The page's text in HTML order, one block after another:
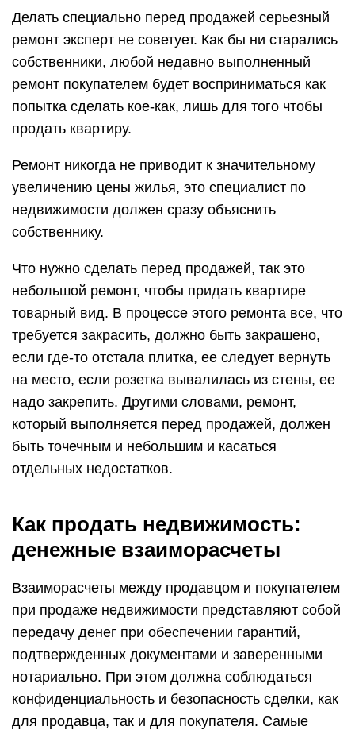
Делать специально перед продажей серьезный
ремонт эксперт не советует. Как бы ни старались
собственники, любой недавно выполненный
ремонт покупателем будет восприниматься как
попытка сделать кое-как, лишь для того чтобы
продать квартиру.
Ремонт никогда не приводит к значительному
увеличению цены жилья, это специалист по
недвижимости должен сразу объяснить
собственнику.
Что нужно сделать перед продажей, так это
небольшой ремонт, чтобы придать квартире
товарный вид. В процессе этого ремонта все, что
требуется закрасить, должно быть закрашено,
если где-то отстала плитка, ее следует вернуть
на место, если розетка вывалилась из стены, ее
надо закрепить. Другими словами, ремонт,
который выполняется перед продажей, должен
быть точечным и небольшим и касаться
отдельных недостатков.
Как продать недвижимость:
денежные взаиморасчеты
Взаиморасчеты между продавцом и покупателем
при продаже недвижимости представляют собой
передачу денег при обеспечении гарантий,
подтвержденных документами и заверенными
нотариально. При этом должна соблюдаться
конфиденциальность и безопасность сделки, как
для продавца, так и для покупателя. Самые